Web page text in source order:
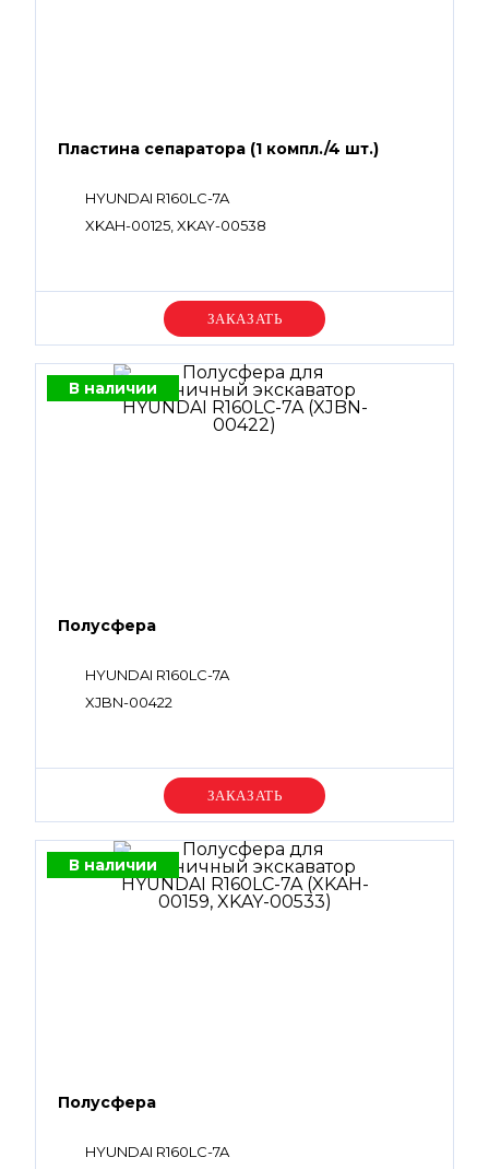
Пластина сепаратора (1 компл./4 шт.)
HYUNDAI R160LC-7A
XKAH-00125, XKAY-00538
Уточняйте цену
В наличии
Полусфера
HYUNDAI R160LC-7A
XJBN-00422
Уточняйте цену
В наличии
Полусфера
HYUNDAI R160LC-7A